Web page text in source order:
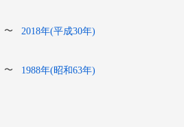
〜 2018年(平成30年)
〜 1988年(昭和63年)